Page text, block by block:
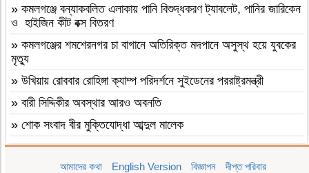
» বগুড়া আদমদীঘি’র ছাতিয়ানগ্রামে সাংসদ মহিত তালুকদার-কে সংবর্ধনা
প্রদান
» কমলগঞ্জে এমপি হাজী মুজিবকে নাগরিক সংবর্ধনা
»আন্তর্জাতিক আদিবাসী দিবস ২০২৬: বাংলাদেশের আদিবাসীদের দূর্গম
পথচলা
» বগুড়া আদমদীঘিতে মাদকবিরোধী অভিযানে ৩ জন গ্রেফতার, ভ্রাম্যমাণ
আদালতে ১৫ দিনের কারাদণ্ড
কমলগঞ্জে হাবিবুন নেছা চৌধুরী গার্লস একাডেমি পরিদর্শন
» কমলগঞ্জে বন্যাকবলিত এলাকায় পানি বিশুদ্ধকরণ ট্যাবলেট, পানির জারিকেন
ও হাইজিন কীট বক্স বিতরণ
» কমলগঞ্জের শমশেরনগর চা বাগানে অতিরিক্ত মদপানে অসুস্থ হয়ে যুবকের
মৃত্যু
» উখিয়ায় রোববার রোহিঙ্গা ক্যাম্প পরিদর্শনে সুইডেনের পররাষ্ট্রমন্ত্রী
» বারী সিদ্দিকীর অবস্থার আরও অবনতি
» শোক সংবাদ বীর মুক্তিযোদ্ধা আব্দুল মালেক
»মৃত্যুবাষির্কী মোহাম্মদ ইলিয়াছ
কমলগঞ্জে পতনঊষারে দাদন ব্যবসায়ীদের মানসিক চাপে এক স্বর্ণ ব্যবসায়ীর
আমাদের কথা English Version বিজ্ঞাপন দীপ্ত পরিবার